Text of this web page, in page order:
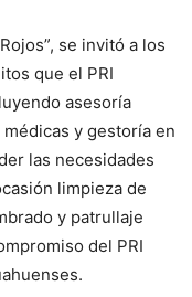
se invitó a los
que el PRI
asesoría
y gestoría en
las necesidades
limpieza de
y patrullaje
del PRI